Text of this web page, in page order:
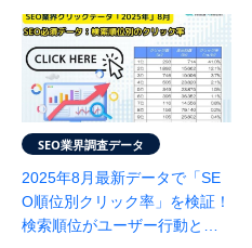
SEO業界調査データ
2025年8月最新データで「SE
O順位別クリック率」を検証！
検索順位がユーザー行動と集